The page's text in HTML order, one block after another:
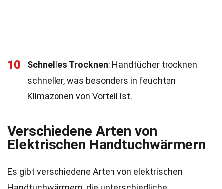
10 Schnelles Trocknen: Handtücher trocknen
schneller, was besonders in feuchten
Klimazonen von Vorteil ist.
Verschiedene Arten von
Elektrischen Handtuchwärmern
Es gibt verschiedene Arten von elektrischen